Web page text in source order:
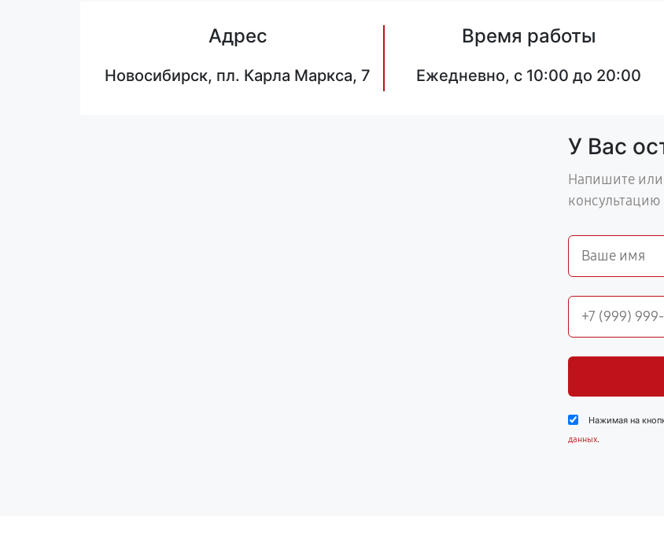
Адрес
Новосибирск, пл. Карла Маркса, 7
Время работы
Ежедневно, с 10:00 до 20:00
У Вас
Напишите или
Нажимая на
данных.